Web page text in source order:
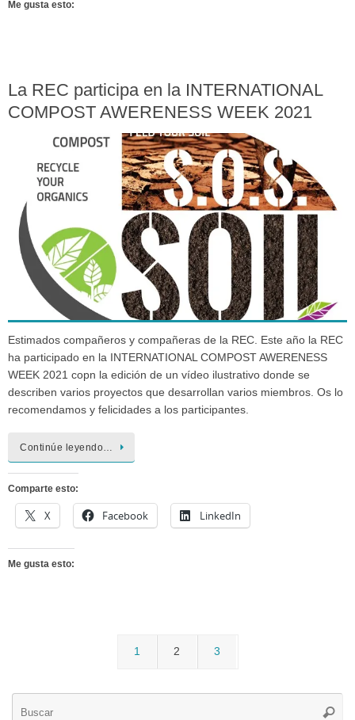
Me gusta esto:
La REC participa en la INTERNATIONAL
COMPOST AWERENESS WEEK 2021
Estimados compañeros y compañeras de la REC. Este año la REC
ha participado en la INTERNATIONAL COMPOST AWERENESS
WEEK 2021 copn la edición de un vídeo ilustrativo donde se
describen varios proyectos que desarrollan varios miembros. Os lo
recomendamos y felicidades a los participantes.
Continúe leyendo…
Comparte esto:
X Facebook LinkedIn
Me gusta esto:
1 2 3